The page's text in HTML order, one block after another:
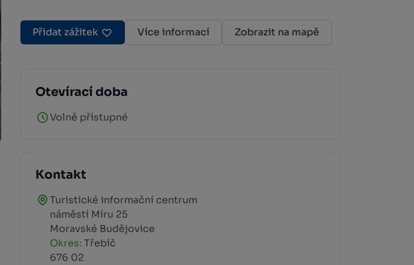
Přidat zážitek Více informací Zobrazit na mapě
Otevírací doba
Volně přístupné
Kontakt
Turistické informační centrum
náměstí Míru 25
Moravské Budějovice
Okres: Třebíč
676 02